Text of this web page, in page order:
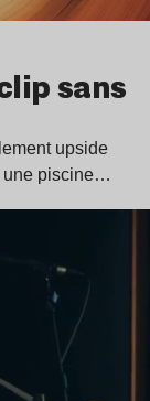
sans
upside
une piscine…